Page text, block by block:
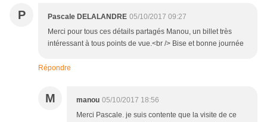
P Pascale DELALANDRE 05/10/2017 09:27
Merci pour tous ces détails partagés Manou, un billet très
intéressant à tous points de vue.<br /> Bise et bonne journée
Répondre
M manou 05/10/2017 18:56
Merci Pascale. je suis contente que la visite de ce